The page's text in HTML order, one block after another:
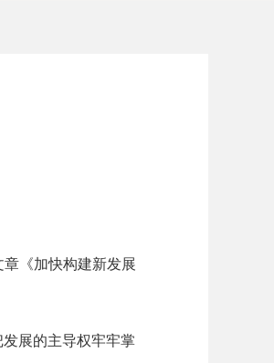
《加快构建新发展
展的主导权牢牢掌